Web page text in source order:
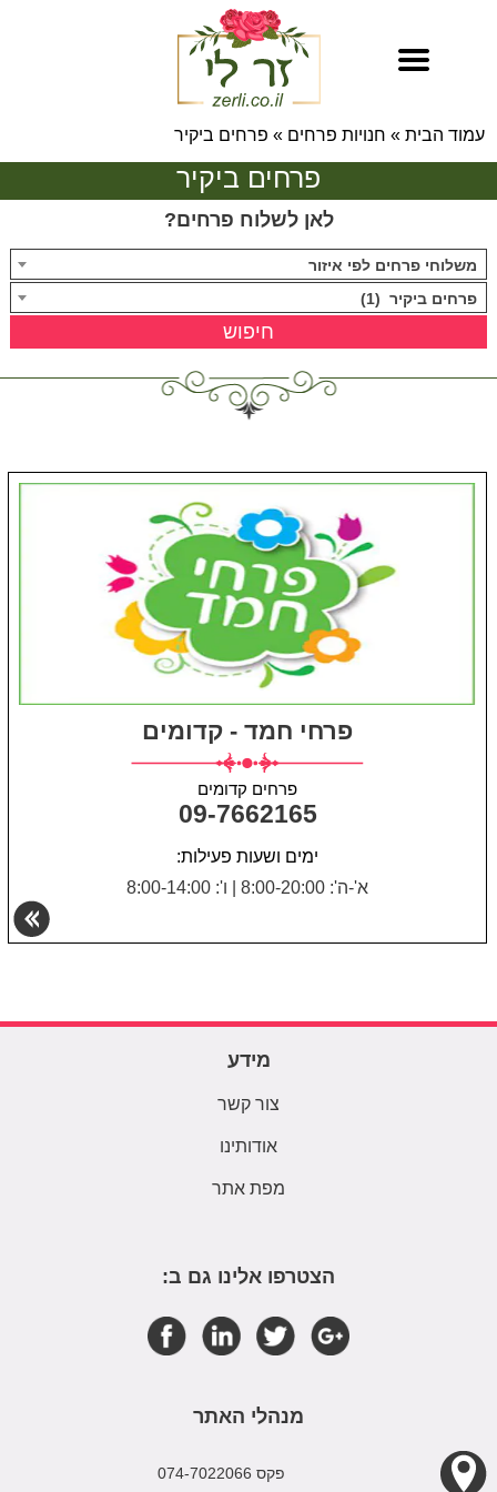
עמוד הבית » חנויות פרחים » פרחים ביקיר
פרחים ביקיר
לאן לשלוח פרחים?
משלוחי פרחים לפי איזור
פרחים ביקיר (1)
פרחי חמד - קדומים
פרחים קדומים
09-7662165
ימים ושעות פעילות:
א'-ה': 8:00-20:00
ו': 8:00-14:00
מידע
צור קשר
אודותינו
מפת אתר
הצטרפו אלינו גם ב:
מנהלי האתר
פקס 074-7022066